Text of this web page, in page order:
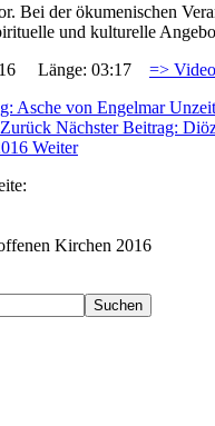
Bei der ökumenischen
und kulturelle
Länge: 03:17 =>
Asche von Engelmar
Zurück Nächster Beitrag:
Weiter
Kirchen 2016
Suchen